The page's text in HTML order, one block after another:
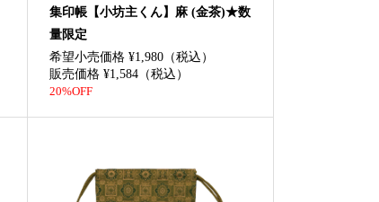
集印帳【小坊主くん】麻 (金茶)★数
量限定
希望小売価格 ¥1,980（税込）
販売価格 ¥1,584（税込）
20%OFF